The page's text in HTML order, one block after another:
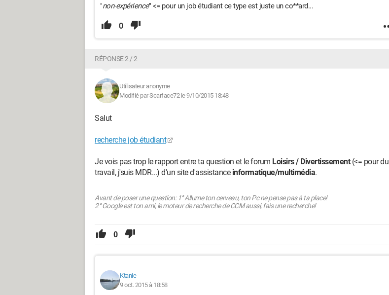
"non-expérience" <= pour un job étudiant ce type est juste un co**ard...
0
RÉPONSE 2 / 2
Utilisateur anonyme
Modifié par Scarface72 le 9/10/2015 18:48
Salut
recherche job étudiant
Je vois pas trop le rapport entre ta question et le forum Loisirs / Divertissement(<= pour du
travail, j'suis MDR...) d'un site d'assistance informatique/multimédia.
Avant de poser une question: 1° Allume ton cerveau, ton Pc ne pense pas à ta place!
2° Google est ton ami, le moteur de recherche de CCM aussi, fais une recherche!
0
Ktanie
9 oct. 2015 à 18:58